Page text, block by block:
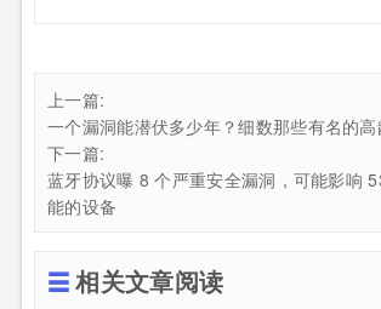
上一篇:
一个漏洞能潜伏多少年？细数那些有名的
下一篇:
蓝牙协议曝 8 个严重安全漏洞，可能影响
能的设备
相关文章阅读